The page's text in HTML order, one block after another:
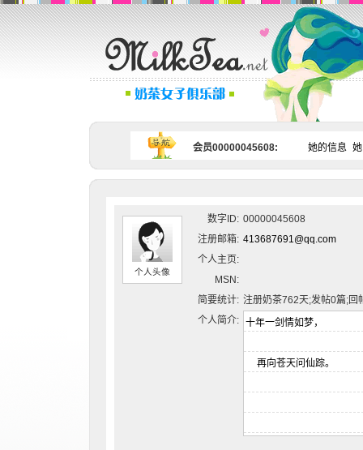
会员00000045608: 她的信息
个人头像
数字ID: 00000045608
注册邮箱: 413687691@qq.com
个人主页:
MSN:
简要统计: 注册奶茶762天;发帖0篇;回
个人简介: